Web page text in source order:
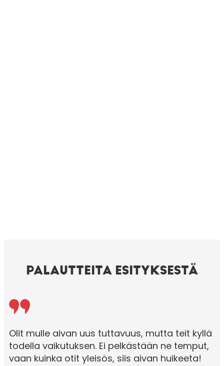
PALAUTTEITA ESITYKSESTÄ
Olit mulle aivan uus tuttavuus, mutta teit kyllä
todella vaikutuksen. Ei pelkästään ne temput,
vaan kuinka otit yleisös, siis aivan huikeeta!